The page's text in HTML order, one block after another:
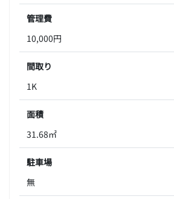
管理費
10,000円
間取り
1K
面積
31.68㎡
駐車場
無